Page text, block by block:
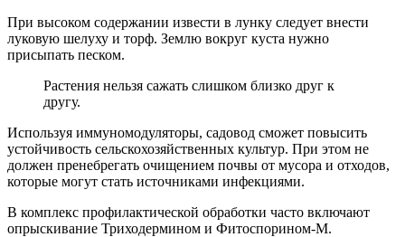
При высоком содержании извести в лунку следует внести
луковую шелуху и торф. Землю вокруг куста нужно
присыпать песком.
Растения нельзя сажать слишком близко друг к
другу.
Используя иммуномодуляторы, садовод сможет повысить
устойчивость сельскохозяйственных культур. При этом не
должен пренебрегать очищением почвы от мусора и отходов,
которые могут стать источниками инфекциями.
В комплекс профилактической обработки часто включают
опрыскивание Триходермином и Фитоспорином-М.